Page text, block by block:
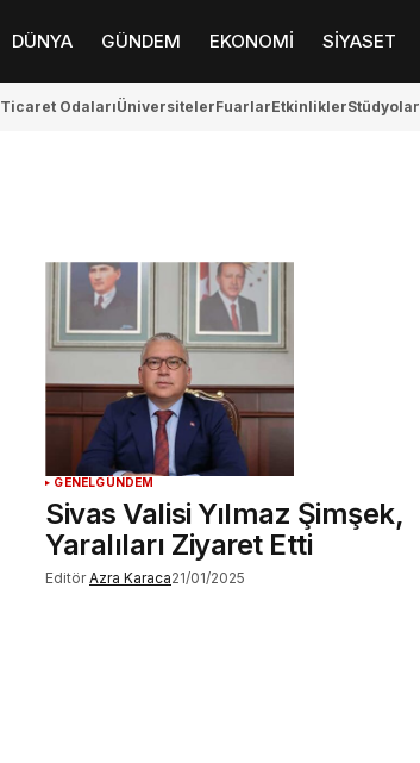
DÜNYA GÜNDEM EKONOMİ SİYASET
Ticaret OdalarıÜniversitelerFuarlarEtkinliklerStüdyolar
GENELGÜNDEM
Sivas Valisi Yılmaz Şimşek,
Yaralıları Ziyaret Etti
Editör Azra Karaca21/01/2025